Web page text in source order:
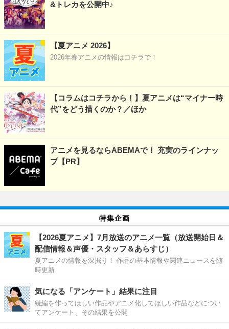
&トレカを公開中♪
【夏アニメ 2026】
2026年春アニメの情報はコチラで！
【コラムはコチラから！】夏アニメは“マイナー時
代”をどう描くのか？／ほか
アニメを見るならABEMAで！ 充実のラインナッ
プ【PR】
特集企画
【2026夏アニメ】7月放送のアニメ一覧（放送開始日＆
配信情報＆声優・スタッフ＆あらすじ）
夏アニメの情報を深掘り！ 作品の基本情報や関連ニュースを随
時更新
気になる「アンケート」結果に注目
続編を作ってほしい作品やアニメ化してほしい作品などについ
てアンケート、その結果を公開